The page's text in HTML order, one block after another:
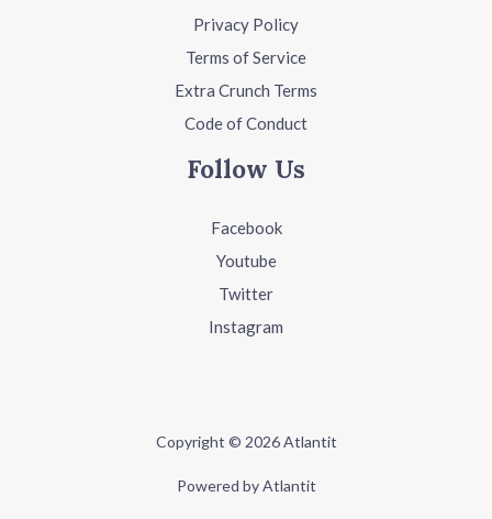
Privacy Policy
Terms of Service
Extra Crunch Terms
Code of Conduct
Follow Us
Facebook
Youtube
Twitter
Instagram
Copyright © 2026 Atlantit
Powered by Atlantit